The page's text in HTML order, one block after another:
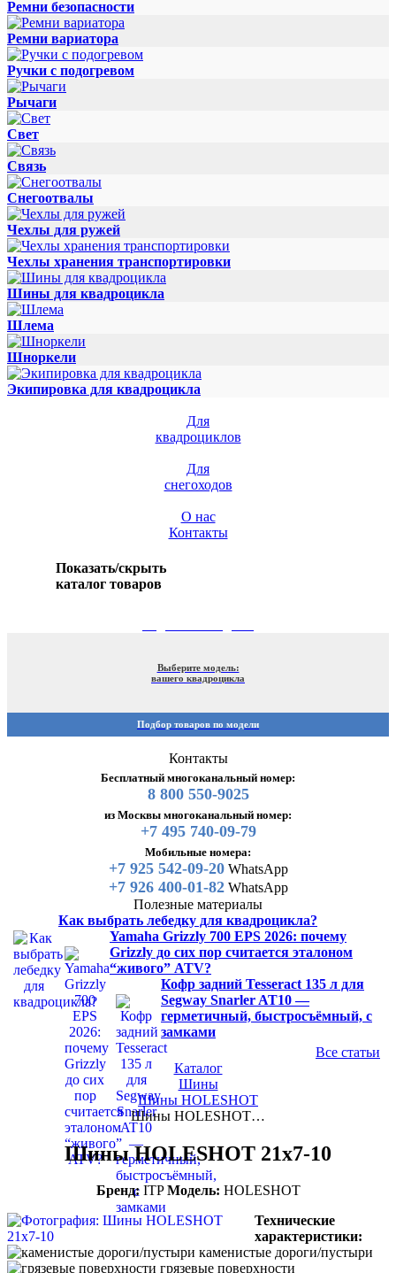
Ремни безопасности
Ремни вариатора
Ручки с подогревом
Рычаги
Свет
Связь
Снегоотвалы
Чехлы для ружей
Чехлы хранения транспортировки
Шины для квадроцикла
Шлема
Шноркели
Экипировка для квадроцикла
Для
квадроциклов
Для
снегоходов
О нас
Контакты
Показать/скрыть
каталог товаров
Выберите модель:
вашего квадроцикла
Подбор товаров по модели
Контакты
Бесплатный многоканальный номер:
8 800 550-9025
из Москвы многоканальный номер:
+7 495 740-09-79
Мобильные номера:
+7 925 542-09-20WhatsApp
+7 926 400-01-82WhatsApp
Полезные материалы
Как выбрать лебедку для квадроцикла?
Yamaha Grizzly 700 EPS 2026: почему
Grizzly до сих пор считается эталоном
“живого” ATV?
Кофр задний Tesseract 135 л для
Segway Snarler AT10 —
герметичный, быстросъёмный, с
замками
Все статьи
Каталог
Шины
Шины HOLESHOT
Шины HOLESHOT…
Шины HOLESHOT 21x7-10
Бренд:ITP Модель: HOLESHOT
Технические
характеристики:
каменистые дороги/пустыри
грязевые поверхности